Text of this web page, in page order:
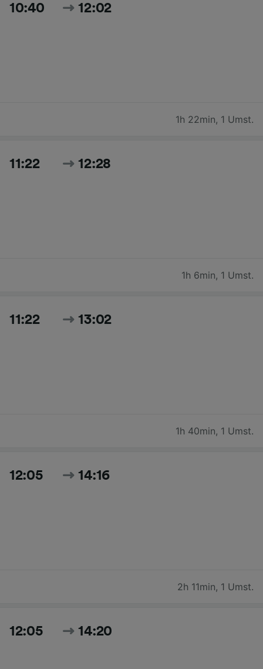
10:40 12:02
1h 22min, 1 Umst.
11:22 12:28
1h 6min, 1 Umst.
11:22 13:02
1h 40min, 1 Umst.
12:05 14:16
2h 11min, 1 Umst.
12:05 14:20